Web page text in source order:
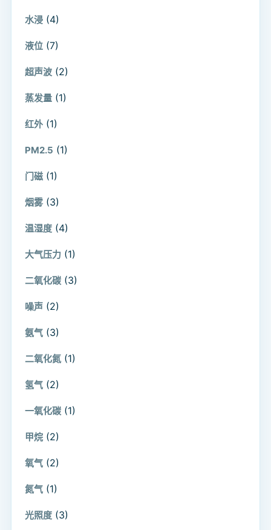
水浸 (4)
液位 (7)
超声波 (2)
蒸发量 (1)
红外 (1)
PM2.5 (1)
门磁 (1)
烟雾 (3)
温湿度 (4)
大气压力 (1)
二氧化碳 (3)
噪声 (2)
氨气 (3)
二氧化氮 (1)
氢气 (2)
一氧化碳 (1)
甲烷 (2)
氧气 (2)
氮气 (1)
光照度 (3)